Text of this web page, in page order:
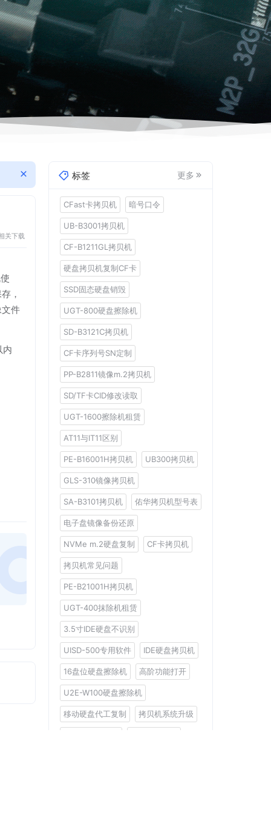
关下载
，
件
内
标签 更多
CFast卡拷贝机 暗号口令
UB-B3001拷贝机
CF-B1211GL拷贝机
硬盘拷贝机复制CF卡
SSD固态硬盘销毁
UGT-800硬盘擦除机
SD-B3121C拷贝机
CF卡序列号SN定制
PP-B2811镜像m.2拷贝机
SD/TF卡CID修改读取
UGT-1600擦除机租赁
AT11与IT11区别
PE-B16001H拷贝机 UB300拷贝机
GLS-310镜像拷贝机
SA-B3101拷贝机 佑华拷贝机型号表
电子盘镜像备份还原
NVMe m.2硬盘复制 CF卡拷贝机
拷贝机常见问题
PE-B21001H拷贝机
UGT-400抹除机租赁
3.5寸IDE硬盘不识别
UISD-500专用软件 IDE硬盘拷贝机
16盘位硬盘擦除机 高阶功能打开
U2E-W100硬盘擦除机
移动硬盘代工复制 拷贝机系统升级